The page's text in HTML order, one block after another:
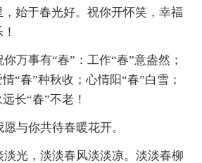
始于春光好。祝你开怀笑，幸福
事有“春”：工作“春”意盎然；
“春”种秋收；心情阳“春”白雪；
长“春”不老！
与你共待春暖花开。
光，淡淡春风淡淡凉。淡淡春柳